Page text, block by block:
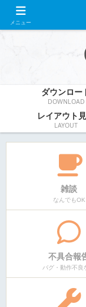
ダウンロー
DOWNLOAD
レイアウト
LAYOUT
雑談
なんでもOK
不具合報
バグ・動作不良
メニュー